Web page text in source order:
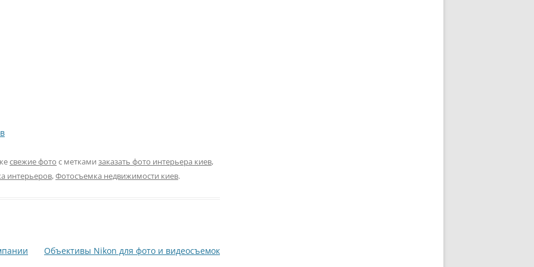
свежие фото с метками заказать фото интерьера киев,
интерьеров,Фотосъемка недвижимости киев.
Объективы Nikon для фото и видеосъемок